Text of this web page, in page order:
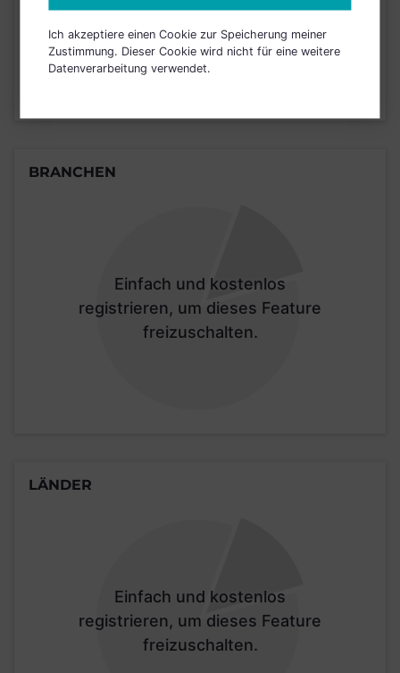
freizuschalten.
JETZT ANMELDEN
BRANCHEN
Einfach und kostenlos
registrieren, um dieses Feature
freizuschalten.
LÄNDER
Einfach und kostenlos
registrieren, um dieses Feature
freizuschalten.
Ich akzeptiere einen Cookie zur Speicherung meiner
Zustimmung. Dieser Cookie wird nicht für eine weitere
Datenverarbeitung verwendet.